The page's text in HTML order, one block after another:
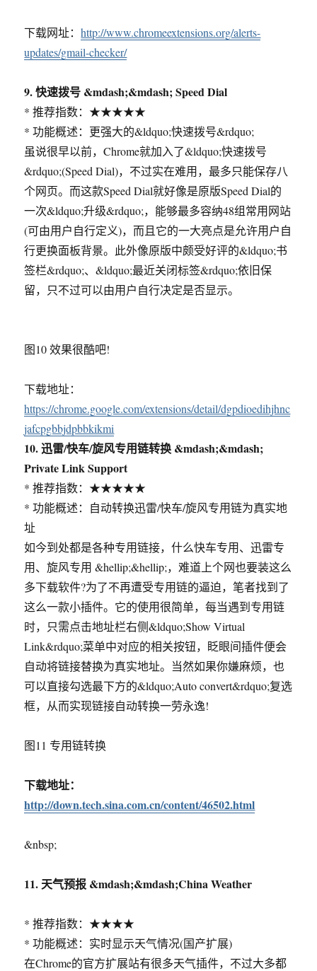
下载网址：http://www.chromeextensions.org/alerts-
updates/gmail-checker/
9. 快速拨号 &mdash;&mdash; Speed Dial
* 推荐指数：★★★★★
* 功能概述：更强大的&ldquo;快速拨号&rdquo;
虽说很早以前，Chrome就加入了&ldquo;快速拨号
&rdquo;(Speed Dial)，不过实在难用，最多只能保存八
个网页。而这款Speed Dial就好像是原版Speed Dial的
一次&ldquo;升级&rdquo;，能够最多容纳48组常用网站
(可由用户自行定义)，而且它的一大亮点是允许用户自
行更换面板背景。此外像原版中颇受好评的&ldquo;书
签栏&rdquo;、&ldquo;最近关闭标签&rdquo;依旧保
留，只不过可以由用户自行决定是否显示。
图10 效果很酷吧!
下载地址：
https://chrome.google.com/extensions/detail/dgpdioedihjhnc
jafcpgbbjdpbbkikmi
10. 迅雷/快车/旋风专用链转换 &mdash;&mdash;
Private Link Support
* 推荐指数：★★★★★
* 功能概述：自动转换迅雷/快车/旋风专用链为真实地
址
如今到处都是各种专用链接，什么快车专用、迅雷专
用、旋风专用 &hellip;&hellip;，难道上个网也要装这么
多下载软件?为了不再遭受专用链的逼迫，笔者找到了
这么一款小插件。它的使用很简单，每当遇到专用链
时，只需点击地址栏右侧&ldquo;Show Virtual
Link&rdquo;菜单中对应的相关按钮，眨眼间插件便会
自动将链接替换为真实地址。当然如果你嫌麻烦，也
可以直接勾选最下方的&ldquo;Auto convert&rdquo;复选
框，从而实现链接自动转换一劳永逸!
图11 专用链转换
下载地址：
http://down.tech.sina.com.cn/content/46502.html
&nbsp;
11. 天气预报 &mdash;&mdash;China Weather
* 推荐指数：★★★★
* 功能概述：实时显示天气情况(国产扩展)
在Chrome的官方扩展站有很多天气插件，不过大多都